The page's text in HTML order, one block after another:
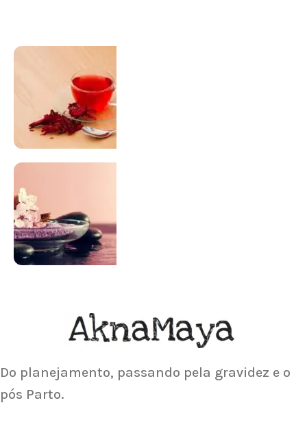
Para antes e depois de engravidar
Saiba Mais
Acupuntura focada para Fertilidade e
Gravidez
Saiba Mais
Do planejamento, passando pela gravidez e o
pós Parto.